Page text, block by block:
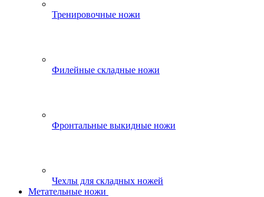
Тренировочные ножи
Филейные складные ножи
Фронтальные выкидные ножи
Чехлы для складных ножей
Метательные ножи